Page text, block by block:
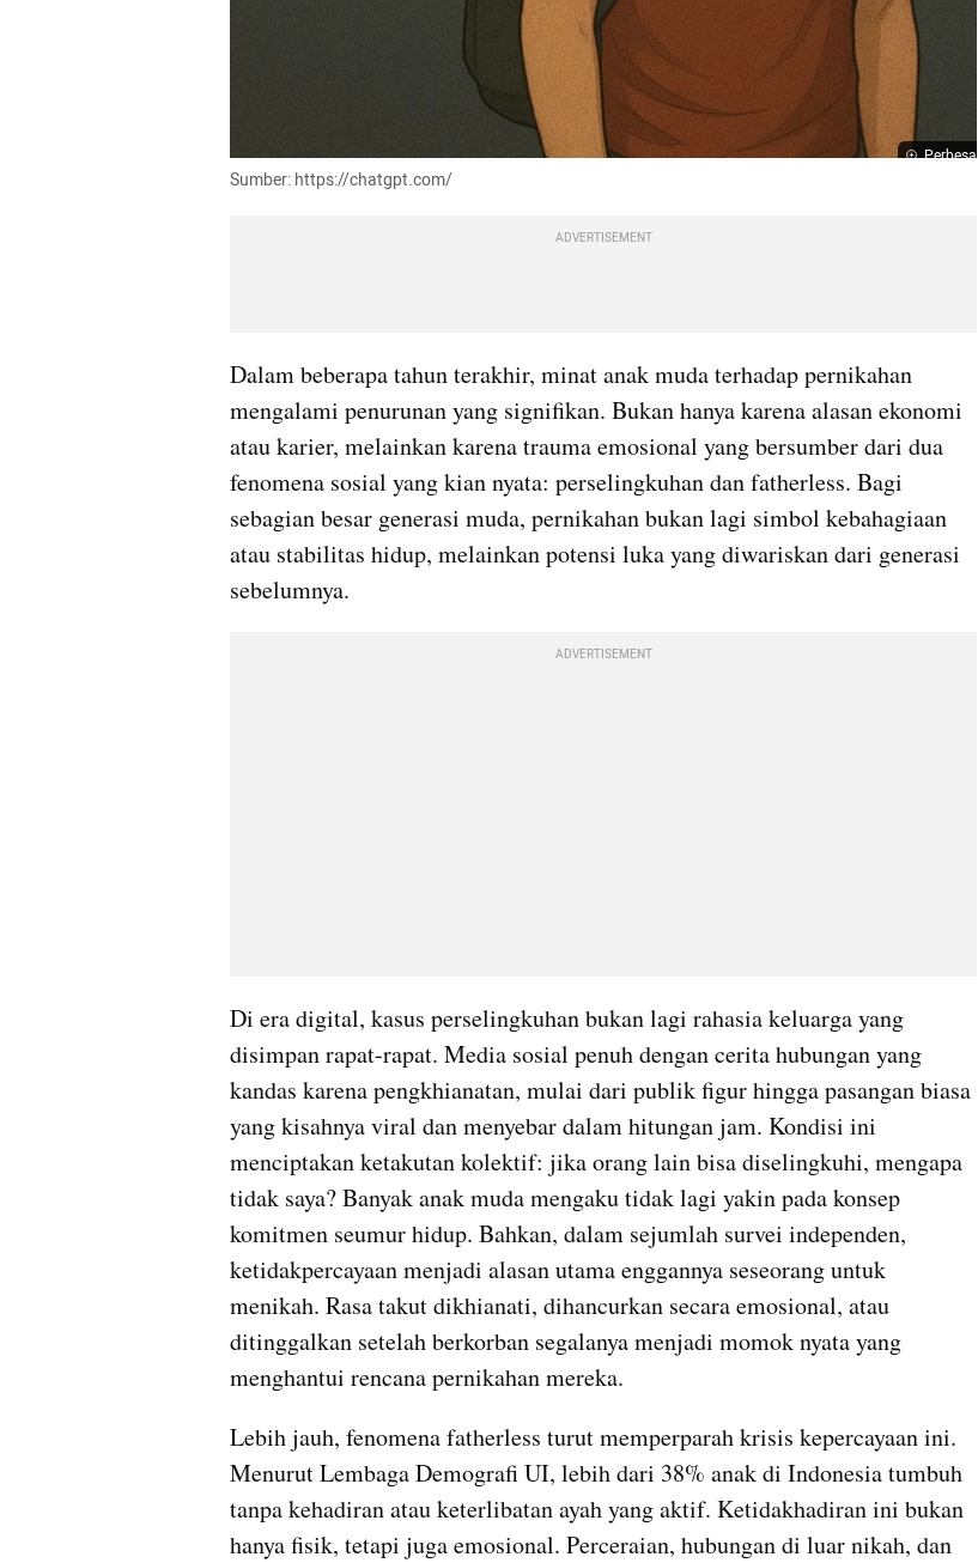
Perbesar
Sumber: https://chatgpt.com/
ADVERTISEMENT
Dalam beberapa tahun terakhir, minat anak muda terhadap pernikahan
mengalami penurunan yang signifikan. Bukan hanya karena alasan ekonomi
atau karier, melainkan karena trauma emosional yang bersumber dari dua
fenomena sosial yang kian nyata: perselingkuhan dan fatherless. Bagi
sebagian besar generasi muda, pernikahan bukan lagi simbol kebahagiaan
atau stabilitas hidup, melainkan potensi luka yang diwariskan dari generasi
sebelumnya.
ADVERTISEMENT
Di era digital, kasus perselingkuhan bukan lagi rahasia keluarga yang
disimpan rapat-rapat. Media sosial penuh dengan cerita hubungan yang
kandas karena pengkhianatan, mulai dari publik figur hingga pasangan biasa
yang kisahnya viral dan menyebar dalam hitungan jam. Kondisi ini
menciptakan ketakutan kolektif: jika orang lain bisa diselingkuhi, mengapa
tidak saya? Banyak anak muda mengaku tidak lagi yakin pada konsep
komitmen seumur hidup. Bahkan, dalam sejumlah survei independen,
ketidakpercayaan menjadi alasan utama enggannya seseorang untuk
menikah. Rasa takut dikhianati, dihancurkan secara emosional, atau
ditinggalkan setelah berkorban segalanya menjadi momok nyata yang
menghantui rencana pernikahan mereka.
Lebih jauh, fenomena fatherless turut memperparah krisis kepercayaan ini.
Menurut Lembaga Demografi UI, lebih dari 38% anak di Indonesia tumbuh
tanpa kehadiran atau keterlibatan ayah yang aktif. Ketidakhadiran ini bukan
hanya fisik, tetapi juga emosional. Perceraian, hubungan di luar nikah, dan